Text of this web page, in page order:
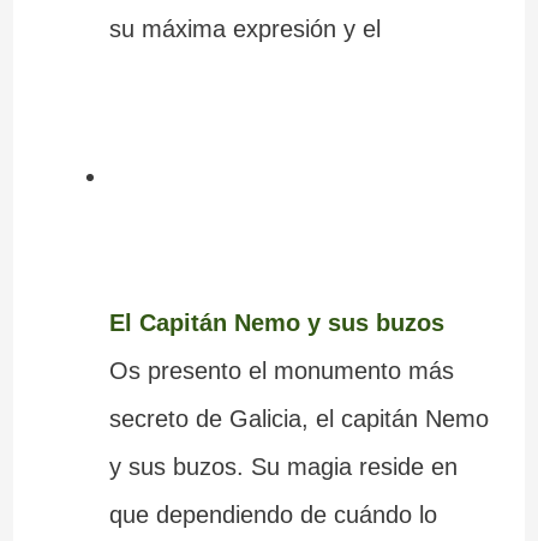
su máxima expresión y el
El Capitán Nemo y sus buzos
Os presento el monumento más
secreto de Galicia, el capitán Nemo
y sus buzos. Su magia reside en
que dependiendo de cuándo lo